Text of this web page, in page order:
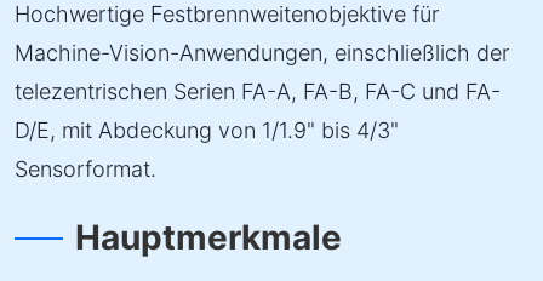
Hochwertige Festbrennweitenobjektive für
Machine-Vision-Anwendungen, einschließlich der
telezentrischen Serien FA-A, FA-B, FA-C und FA-
D/E, mit Abdeckung von 1/1.9" bis 4/3"
Sensorformat.
Hauptmerkmale